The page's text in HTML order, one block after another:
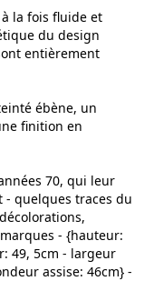
la fois fluide et
du design
entièrement
ébène, un
finition en
70, qui leur
- quelques traces du
- {hauteur:
49, 5cm - largeur
assise: 46cm} -